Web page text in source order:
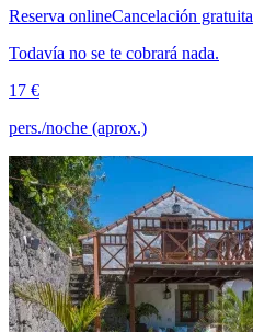
Reserva onlineCancelación gratuita
Todavía no se te cobrará nada.
17 €
pers./noche (aprox.)